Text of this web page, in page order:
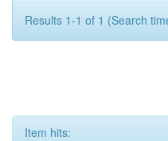
Results 1-1 of 1 (Search
Item hits: